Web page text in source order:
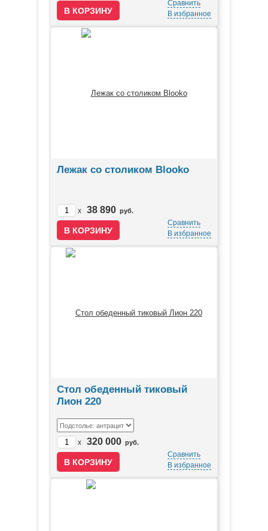
Сравнить
В избранное
Лежак со столиком Blooko
x 38 890 руб.
Сравнить
В избранное
Стол обеденный тиковый
Лион 220
x 320 000 руб.
Сравнить
В избранное